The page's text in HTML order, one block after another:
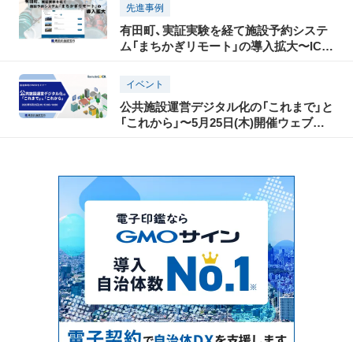
先進事例
有田町、実証実験を経て施設予約システ
ム「まちかぎリモート」の導入拡大〜ICT
便性向上と管理業務の効率化を促進〜
イベント
公共施設運営デジタル化の「これまで」と
「これから」〜5月25日(木)開催ウェブセ